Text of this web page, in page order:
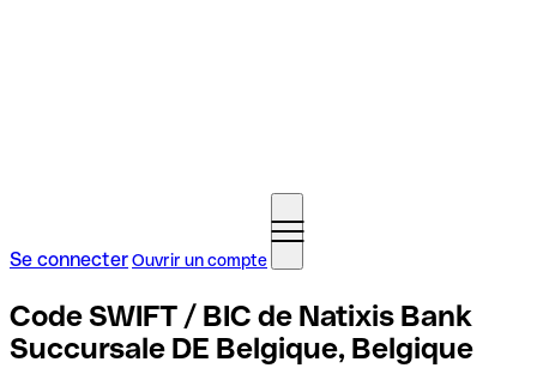
Se connecterOuvrir un compte
Code SWIFT / BIC de Natixis Bank
Succursale DE Belgique, Belgique